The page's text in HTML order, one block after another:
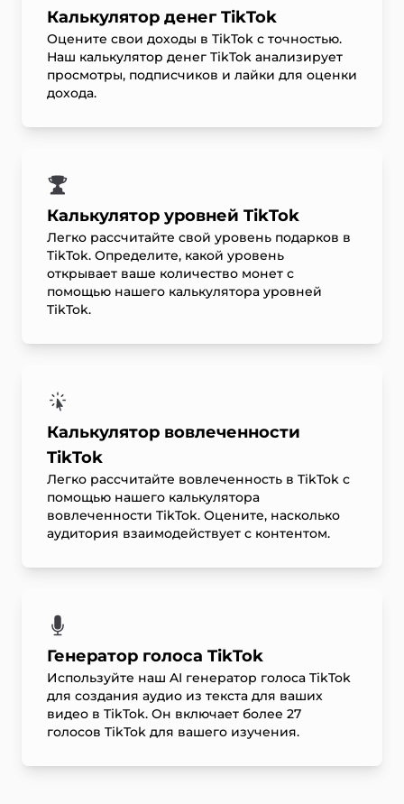
Калькулятор денег TikTok
Оцените свои доходы в TikTok с точностью.
Наш калькулятор денег TikTok анализирует
просмотры, подписчиков и лайки для оценки
дохода.
Калькулятор уровней TikTok
Легко рассчитайте свой уровень подарков в
TikTok. Определите, какой уровень
открывает ваше количество монет с
помощью нашего калькулятора уровней
TikTok.
Калькулятор вовлеченности
TikTok
Легко рассчитайте вовлеченность в TikTok с
помощью нашего калькулятора
вовлеченности TikTok. Оцените, насколько
аудитория взаимодействует с контентом.
Генератор голоса TikTok
Используйте наш AI генератор голоса TikTok
для создания аудио из текста для ваших
видео в TikTok. Он включает более 27
голосов TikTok для вашего изучения.